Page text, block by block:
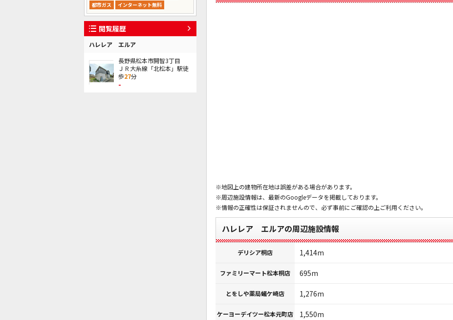
都市ガス
インターネット無料
閲覧履歴
ハレレア エルア
長野県松本市開智3丁目
ＪＲ大糸線「北松本」駅徒
歩27分
-
※地図上の建物所在地は誤差がある場合があります。
※周辺施設情報は、最新のGoogleデータを掲載しております。
※情報の正確性は保証されませんので、必ず事前にご確認の上ご利用ください。
ハレレア エルアの周辺施設情報
デリシア桐店 1,414m
ファミリーマート松本桐店 695m
とをしや薬局蟻ケ崎店 1,276m
ケーヨーデイツー松本元町店 1,550m